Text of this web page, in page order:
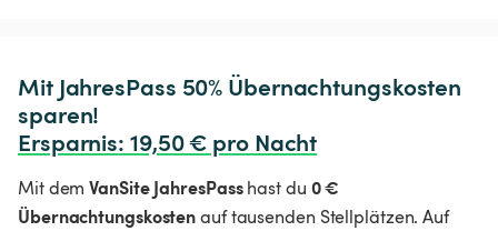
Mit JahresPass 50% Übernachtungskosten
Ersparnis: 19,50 € pro Nacht
Mit demVanSite JahresPasshast du 0 €
Übernachtungskostenauf tausenden Stellplätzen. Auf